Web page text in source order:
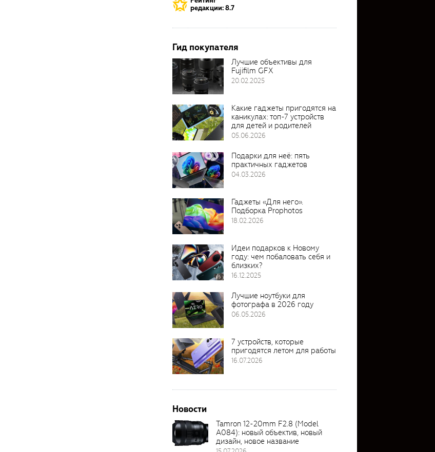
редакции: 8.7
Гид покупателя
Лучшие объективы для
Fujifilm GFX
20.02.2025
Какие гаджеты пригодятся на
каникулах: топ-7 устройств
для детей и родителей
05.06.2026
Подарки для неё: пять
практичных гаджетов
04.03.2026
Гаджеты «Для него».
Подборка Prophotos
18.02.2026
Идеи подарков к Новому
году: чем побаловать себя и
близких?
16.12.2025
Лучшие ноутбуки для
фотографа в 2026 году
06.05.2026
7 устройств, которые
пригодятся летом для работы
16.07.2026
Новости
Tamron 12-20mm F2.8 (Model
A084): новый объектив, новый
дизайн, новое название